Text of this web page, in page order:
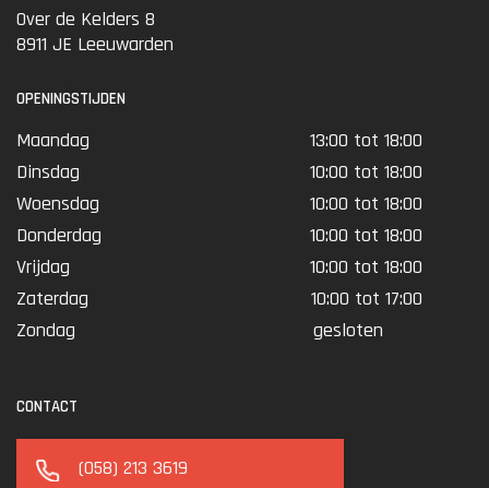
Over de Kelders 8
8911 JE Leeuwarden
OPENINGSTIJDEN
Maandag
13:00 tot 18:00
Dinsdag
10:00 tot 18:00
Woensdag
10:00 tot 18:00
Donderdag
10:00 tot 18:00
Vrijdag
10:00 tot 18:00
Zaterdag
10:00 tot 17:00
Zondag
gesloten
CONTACT
(058) 213 3619